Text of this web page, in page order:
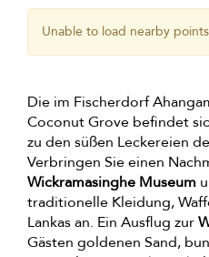
Unable to load nearby
Die im Fischerdorf
Coconut Grove befindet
zu den süßen Leckereien
Verbringen Sie einen
Wickramasinghe Museum
traditionelle Kleidung,
Lankas an. Ein Ausflug zur
Gästen goldenen Sand,